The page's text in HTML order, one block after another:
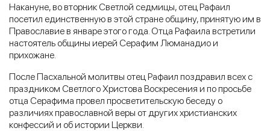
Накануне, во вторник Светлой седмицы, отец Рафаил
посетил единственную в этой стране общину, принятую им в
Православие в январе этого года. Отца Рафаила встретили
настоятель общины иерей Серафим Люманадио и
прихожане.
После Пасхальной молитвы отец Рафаил поздравил всех с
праздником Светлого Христова Воскресения и по просьбе
отца Серафима провел просветительскую беседу о
различиях православной веры от других христианских
конфессий и об истории Церкви.